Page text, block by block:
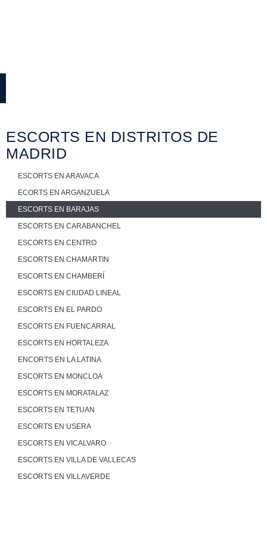
ESCORTS EN DISTRITOS DE
MADRID
ESCORTS EN ARAVACA
ECORTS EN ARGANZUELA
ESCORTS EN BARAJAS
ESCORTS EN CARABANCHEL
ESCORTS EN CENTRO
ESCORTS EN CHAMARTIN
ESCORTS EN CHAMBERÍ
ESCORTS EN CIUDAD LINEAL
ESCORTS EN EL PARDO
ESCORTS EN FUENCARRAL
ESCORTS EN HORTALEZA
ENCORTS EN LA LATINA
ESCORTS EN MONCLOA
ESCORTS EN MORATALAZ
ESCORTS EN TETUAN
ESCORTS EN USERA
ESCORTS EN VICALVARO
ESCORTS EN VILLA DE VALLECAS
ESCORTS EN VILLAVERDE